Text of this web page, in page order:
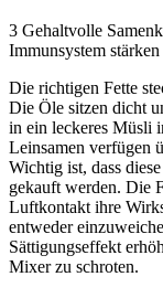
3 Gehaltvolle
Immunsystem stärken
Die richtigen Fette
Die Öle sitzen dicht
in ein leckeres Müsli
Leinsamen verfügen
Wichtig ist, dass
gekauft werden. Die
Luftkontakt ihre
entweder
Sättigungseffekt
Mixer zu schroten.